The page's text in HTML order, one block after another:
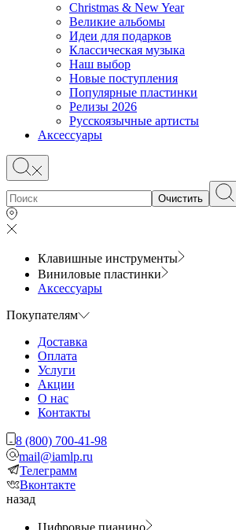
Christmas & New Year
Великие альбомы
Идеи для подарков
Классическая музыка
Наш выбор
Новые поступления
Популярные пластинки
Релизы 2026
Русскоязычные артисты
Аксессуары
Очистить
Клавишные инструменты
Виниловые пластинки
Аксессуары
Покупателям
Доставка
Оплата
Услуги
Акции
О нас
Контакты
8 (800) 700-41-98
mail@iamlp.ru
Телеграмм
Вконтакте
назад
Цифровые пианино